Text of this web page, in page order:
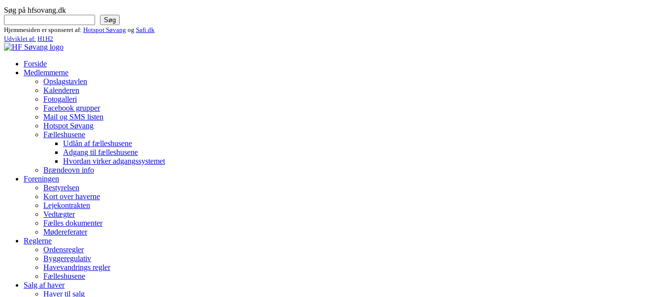
Søg på hfsovang.dk
Søg
Hjemmesiden er sponseret af: Hotspot Søvang og Safi.dk
Udviklet af: H1H2
Forside
Medlemmerne
Opslagstavlen
Kalenderen
Fotogalleri
Facebook grupper
Mail og SMS listen
Hotspot Søvang
Fælleshusene
Udlån af fælleshusene
Adgang til fælleshusene
Hvordan virker adgangssystemet
Brændeovn info
Foreningen
Bestyrelsen
Kort over haverne
Lejekontrakten
Vedtægter
Fælles dokumenter
Mødereferater
Reglerne
Ordensregler
Byggeregulativ
Havevandrings regler
Fælleshusene
Salg af haver
Haver til salg